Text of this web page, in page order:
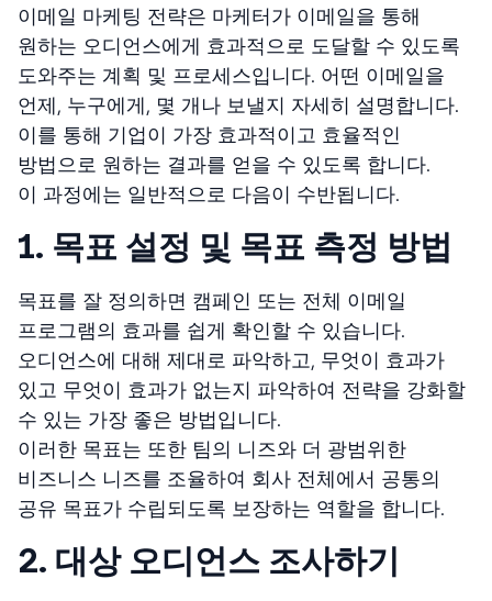
이메일 마케팅 전략은 마케터가 이메일을 통해
원하는 오디언스에게 효과적으로 도달할 수 있도록
도와주는 계획 및 프로세스입니다. 어떤 이메일을
언제, 누구에게, 몇 개나 보낼지 자세히 설명합니다.
이를 통해 기업이 가장 효과적이고 효율적인
방법으로 원하는 결과를 얻을 수 있도록 합니다.
이 과정에는 일반적으로 다음이 수반됩니다.
1. 목표 설정 및 목표 측정 방법
목표를 잘 정의하면 캠페인 또는 전체 이메일
프로그램의 효과를 쉽게 확인할 수 있습니다.
오디언스에 대해 제대로 파악하고, 무엇이 효과가
있고 무엇이 효과가 없는지 파악하여 전략을 강화할
수 있는 가장 좋은 방법입니다.
이러한 목표는 또한 팀의 니즈와 더 광범위한
비즈니스 니즈를 조율하여 회사 전체에서 공통의
공유 목표가 수립되도록 보장하는 역할을 합니다.
2. 대상 오디언스 조사하기